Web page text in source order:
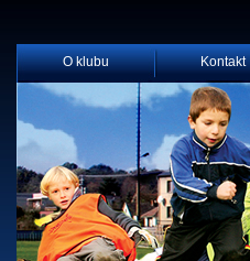
O klubu Kontakt